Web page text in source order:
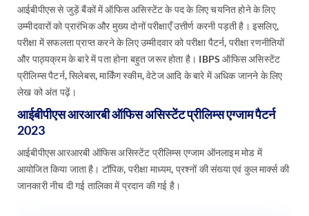
आईबीपीएस से जुड़ें बैंकों में ऑफिस असिस्टेंट के पद के लिए चयनित होने के लिए
उम्मीदवारों को प्रारंभिक और मुख्य दोनों परीक्षाएँ उत्तीर्ण करनी पड़ती है। इसलिए,
परीक्षा में सफलता प्राप्त करने के लिए उम्मीदवार को परीक्षा पैटर्न, परीक्षा रणनीतियों
और पाठ्यक्रम के बारे में पता होना बहुत जरूर होता है। IBPS ऑफिस असिस्टेंट
प्रीलिम्स पैटर्न, सिलेबस, मार्किंग स्कीम, वेटेज आदि के बारे में अधिक जानने के लिए
लेख को अंत पढ़ें।
आईबीपीएस आरआरबी ऑफिस असिस्टेंट प्रीलिम्स एग्जाम पैटर्न
2023
आईबीपीएस आरआरबी ऑफिस असिस्टेंट प्रीलिम्स एग्जाम ऑनलाइम मोड में
आयोजित किया जाता है। टॉपिक, परीक्षा माध्यम, प्रश्नों की संख्या एवं कुल मार्क्स की
जानकारी नीच दी गई तालिका में प्रदान की गई है।